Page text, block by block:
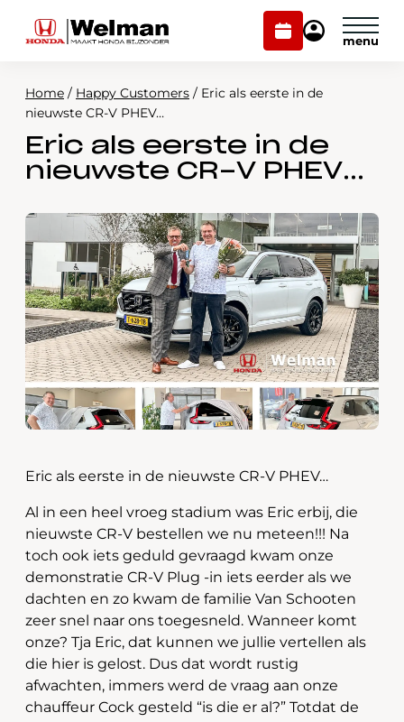
Plan
onderhoud
Mijn
Modellen
Voorraad
Over ons
Webshop
Contact
Plan onderhoud
Home / Happy Customers / Eric als eerste in de
nieuwste CR-V PHEV…
Eric als eerste in de
nieuwste CR-V PHEV…
Eric als eerste in de nieuwste CR-V PHEV…
Al in een heel vroeg stadium was Eric erbij, die
nieuwste CR-V bestellen we nu meteen!!! Na
toch ook iets geduld gevraagd kwam onze
demonstratie CR-V Plug -in iets eerder als we
dachten en zo kwam de familie Van Schooten
zeer snel naar ons toegesneld. Wanneer komt
onze? Tja Eric, dat kunnen we jullie vertellen als
die hier is gelost. Dus dat wordt rustig
afwachten, immers werd de vraag aan onze
chauffeur Cock gesteld “is die er al?” Totdat de